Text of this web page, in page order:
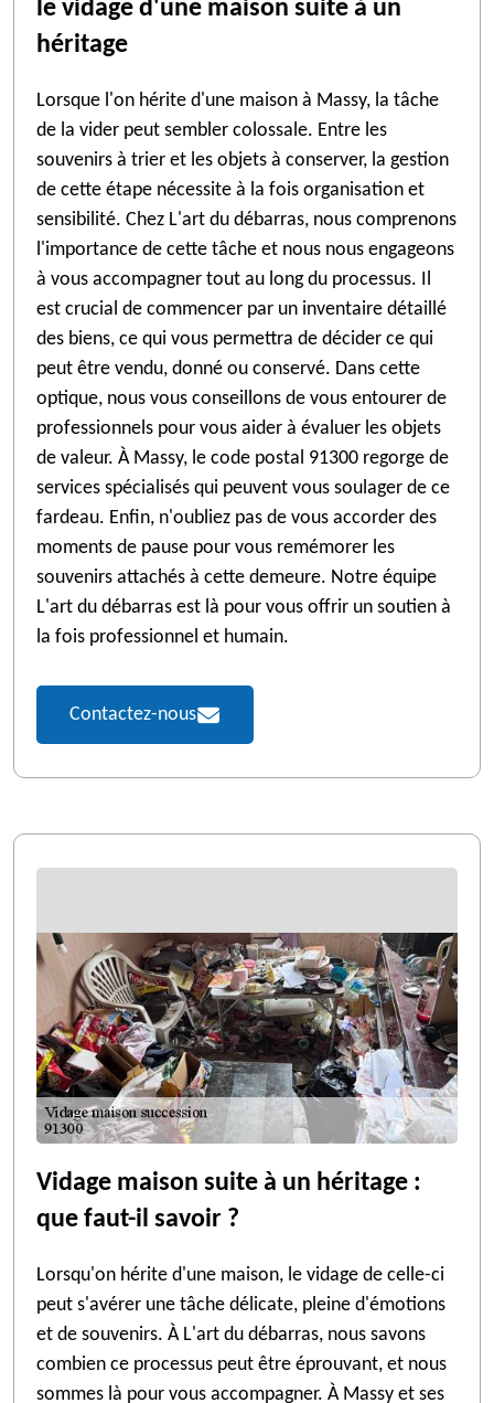
le vidage d'une maison suite à un
héritage
Lorsque l'on hérite d'une maison à Massy, la tâche
de la vider peut sembler colossale. Entre les
souvenirs à trier et les objets à conserver, la gestion
de cette étape nécessite à la fois organisation et
sensibilité. Chez L'art du débarras, nous comprenons
l'importance de cette tâche et nous nous engageons
à vous accompagner tout au long du processus. Il
est crucial de commencer par un inventaire détaillé
des biens, ce qui vous permettra de décider ce qui
peut être vendu, donné ou conservé. Dans cette
optique, nous vous conseillons de vous entourer de
professionnels pour vous aider à évaluer les objets
de valeur. À Massy, le code postal 91300 regorge de
services spécialisés qui peuvent vous soulager de ce
fardeau. Enfin, n'oubliez pas de vous accorder des
moments de pause pour vous remémorer les
souvenirs attachés à cette demeure. Notre équipe
L'art du débarras est là pour vous offrir un soutien à
la fois professionnel et humain.
Contactez-nous
Vidage maison suite à un héritage :
que faut-il savoir ?
Lorsqu'on hérite d'une maison, le vidage de celle-ci
peut s'avérer une tâche délicate, pleine d'émotions
et de souvenirs. À L'art du débarras, nous savons
combien ce processus peut être éprouvant, et nous
sommes là pour vous accompagner. À Massy et ses